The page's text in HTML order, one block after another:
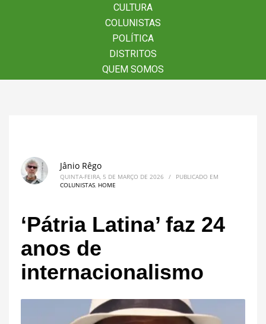
CULTURA
COLUNISTAS
POLÍTICA
DISTRITOS
QUEM SOMOS
CULTURA
COLUNISTAS
POLÍTICA
DISTRITOS
QUEM SOMOS
Jânio Rêgo
QUINTA-FEIRA, 5 DE MARÇO DE 2026 /
PUBLICADO EM
COLUNISTAS, HOME
‘Pátria Latina’ faz 24
anos de
internacionalismo